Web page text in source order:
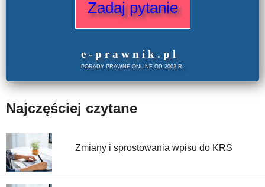
Zadaj pytanie
e -prawnik . pl
PORADY PRAWNE ONLINE OD 2002 R.
Najczęściej czytane
Zmiany i sprostowania wpisu do KRS